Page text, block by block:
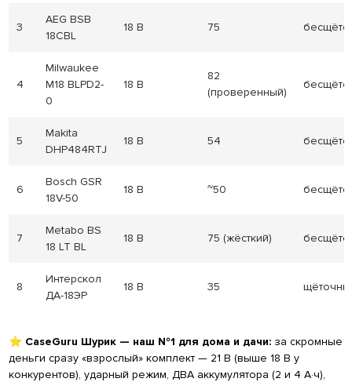
3
AEG BSB
18CBL
18 В 75
4
Milwaukee
M18 BLPD2-
0
18 В
82
(проверенный)
5
Makita
DHP484RTJ
18 В 54
6
Bosch GSR
18V-50
18 В ~50
7
Metabo BS
18 LT BL
18 В 75 (жёсткий)
8
Интерскол
ДА-18ЭР
18 В 35
⭐ CaseGuru Шурик — наш №1 для дома и дачи:за скромные
деньги сразу «взрослый» комплект — 21 В (выше 18 В у
конкурентов), ударный режим, ДВА аккумулятора (2 и 4 А·ч),